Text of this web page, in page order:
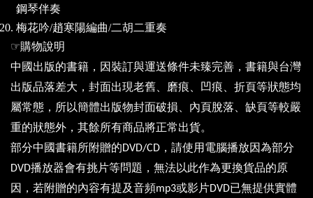
鋼琴伴奏
梅花吟/趙寒陽編曲/二胡二重奏
☞購物說明
中國出版的書籍，因裝訂與運送條件未臻完善，書籍與台灣
出版品落差大，封面出現老舊、磨痕、凹痕、折頁等狀態均
屬常態，所以簡體出版物封面破損、內頁脫落、缺頁等較嚴
重的狀態外，其餘所有商品將正常出貨。
部分中國書籍所附贈的DVD/CD ，請使用電腦播放因為部分
DVD播放器會有挑片等問題，無法以此作為更換貨品的原
因，若附贈的內容有提及音頻mp3或影片DVD已無提供實體